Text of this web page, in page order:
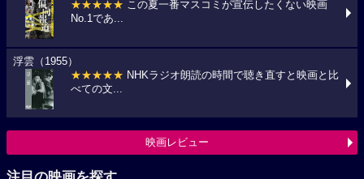
★★★★★ この夏一番マスコミが宣伝したくない映画
No.1であ...
浮雲（1955）
★★★★★ NHKラジオ朗読の時間で聴き直すと映画と比
べての文...
映画レビュー